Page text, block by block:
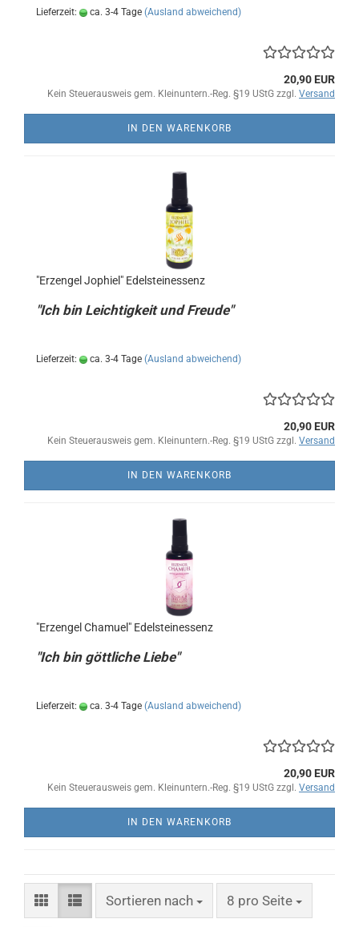
Lieferzeit: ca. 3-4 Tage (Ausland abweichend)
20,90 EUR
Kein Steuerausweis gem. Kleinuntern.-Reg. §19 UStG zzgl. Versand
IN DEN WARENKORB
"Erzengel Jophiel" Edelsteinessenz
"Ich bin Leichtigkeit und Freude"
Lieferzeit: ca. 3-4 Tage (Ausland abweichend)
20,90 EUR
Kein Steuerausweis gem. Kleinuntern.-Reg. §19 UStG zzgl. Versand
IN DEN WARENKORB
"Erzengel Chamuel" Edelsteinessenz
"Ich bin göttliche Liebe"
Lieferzeit: ca. 3-4 Tage (Ausland abweichend)
20,90 EUR
Kein Steuerausweis gem. Kleinuntern.-Reg. §19 UStG zzgl. Versand
IN DEN WARENKORB
Sortieren nach
Sortieren nach 8 pro Seite
pro Seite